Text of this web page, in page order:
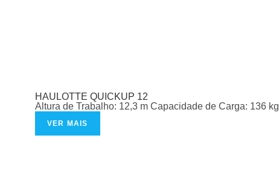
HAULOTTE QUICKUP 12
Altura de Trabalho: 12,3 m Capacidade de Carga: 136 kg
VER MAIS